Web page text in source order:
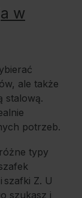
w
ale także
stalową.
potrzeb.
typy
szafki Z. U
szukasz i